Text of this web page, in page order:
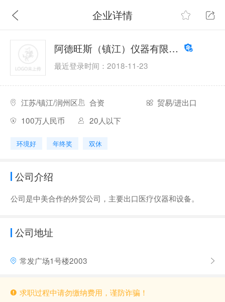
企业详情
阿德旺斯（镇江）仪器有限公司
最近登录时间：2018-11-23
江苏/镇江/润州区 合资
贸易/进出口
100万人民币
20人以下
环境好 年终奖 双休
公司介绍
公司是中美合作的外贸公司，主要出口医疗仪器和设备。
公司地址
常发广场1号楼2003
求职过程中请勿缴纳费用，谨防诈骗！